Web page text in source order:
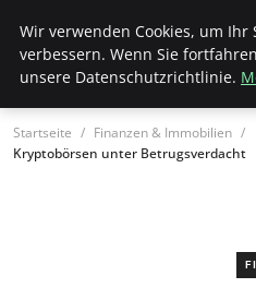
Wk Institut
Startseite
Finanzen & Immobilien
Kryptobörsen unter Betrugsverdacht
Wir verwenden Cookies, um Ihr
verbessern. Wenn Sie
unsere Datenschutzrichtlinie.